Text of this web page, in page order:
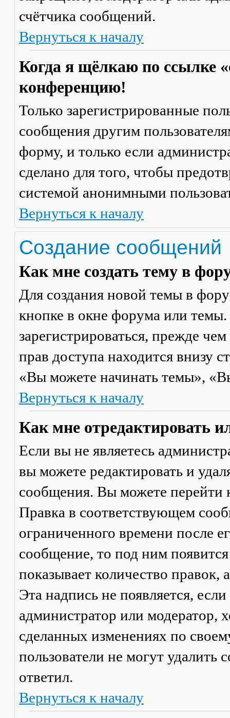
счётчика сообщений.
Вернуться к началу
Когда я щёлкаю по ссылке
конференцию!
Только зарегистрированные
сообщения другим
форму, и только если
сделано для того, чтобы
системой анонимными
Вернуться к началу
Создание сообщений
Как мне создать тему в
Для создания новой темы в
кнопке в окне форума или
зарегистрироваться, прежде
прав доступа находится внизу
«Вы можете начинать темы»,
Вернуться к началу
Как мне отредактировать
Если вы не являетесь
вы можете редактировать и
сообщения. Вы можете перейти
Правка в соответствующем
ограниченного времени после
сообщение, то под ним
показывает количество правок,
Эта надпись не появляется,
администратор или модератор,
сделанных изменениях по
пользователи не могут удалить
ответил.
Вернуться к началу